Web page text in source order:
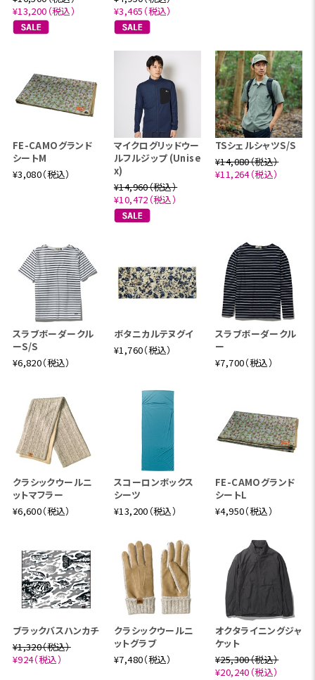
¥13,200（税込）
¥3,465（税込）
FE-CAMOグランド
シートM
¥3,080（税込）
マイクログリッドウー
ルフルジップ (Unise
x)
¥14,960（税込）
¥10,472（税込）
TSシェルシャツS/S
¥14,080（税込）
¥11,264（税込）
スラブボーダークル
ーS/S
¥6,820（税込）
ボタニカルテヌグイ
¥1,760（税込）
スラブボーダークル
ー
¥7,700（税込）
クラシックウールニ
ットマフラー
¥6,600（税込）
スコーロンボックス
シーツ
¥13,200（税込）
FE-CAMOグランド
シートL
¥4,950（税込）
ブラックバスハンカチ
¥1,320（税込）
¥924（税込）
クラシックウールニ
ットグラブ
¥7,480（税込）
オクタライニングジャ
ケット
¥25,300（税込）
¥20,240（税込）